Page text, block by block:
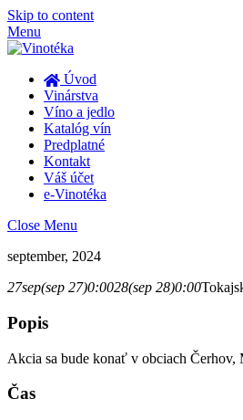
Skip to content
Menu
Úvod
Vinárstva
Víno a jedlo
Katalóg vín
Predplatné
Kontakt
Váš účet
e-Vinotéka
Close Menu
september, 2024
27sep(sep 27)0:0028(sep 28)0:00
Popis
Akcia sa bude konať v obciach Čerhov,
Čas